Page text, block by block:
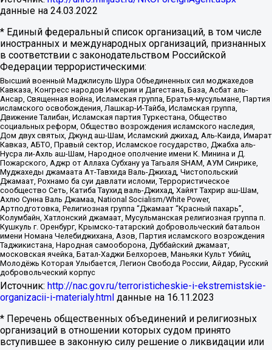
данные на 24.03.2022
* Единый федеральный список организаций, в том числе
иностранных и международных организаций, признанных
в соответствии с законодательством Российской
Федерации террористическими:
Высший военный Маджлисуль Шура Объединенных сил моджахедов
Кавказа, Конгресс народов Ичкерии и Дагестана, База, Асбат аль-
Ансар, Священная война, Исламская группа, Братья-мусульмане, Партия
исламского освобождения, Лашкар-И-Тайба, Исламская группа,
Движение Талибан, Исламская партия Туркестана, Общество
социальных реформ, Общество возрождения исламского наследия,
Дом двух святых, Джунд аш-Шам, Исламский джихад, Аль-Каида, Имарат
Кавказ, АБТО, Правый сектор, Исламское государство, Джабха аль-
Нусра ли-Ахль аш-Шам, Народное ополчение имени К. Минина и Д.
Пожарского, Аджр от Аллаха Субхану уа Тагьаля SHAM, АУМ Синрике,
Муджахеды джамаата Ат-Тавхида Валь-Джихад, Чистопольский
Джамаат, Рохнамо ба суи давлати исломи, Террористическое
сообщество Сеть, Катиба Таухид валь-Джихад, Хайят Тахрир аш-Шам,
Ахлю Сунна Валь Джамаа, National Socialism/White Power,
Артподготовка, Религиозная группа “Джамаат “Красный пахарь”,
Колумбайн, Хатлонский джамаат, Мусульманская религиозная группа п.
Кушкуль г. Оренбург, Крымско-татарский добровольческий батальон
имени Номана Челебиджихана, Азов, Партия исламского возрождения
Таджикистана, Народная самооборона, Дуббайский джамаат,
московская ячейка, Батал-Хаджи Белхороев, Маньяки Культ Убийц,
Молодёжь Которая Улыбается, Легион Свобода России, Айдар, Русский
добровольческий корпус
Источник: http://nac.gov.ru/terroristicheskie-i-ekstremistskie-
organizacii-i-materialy.html данные на 16.11.2023
* Перечень общественных объединений и религиозных
организаций в отношении которых судом принято
вступившее в законную силу решение о ликвидации или